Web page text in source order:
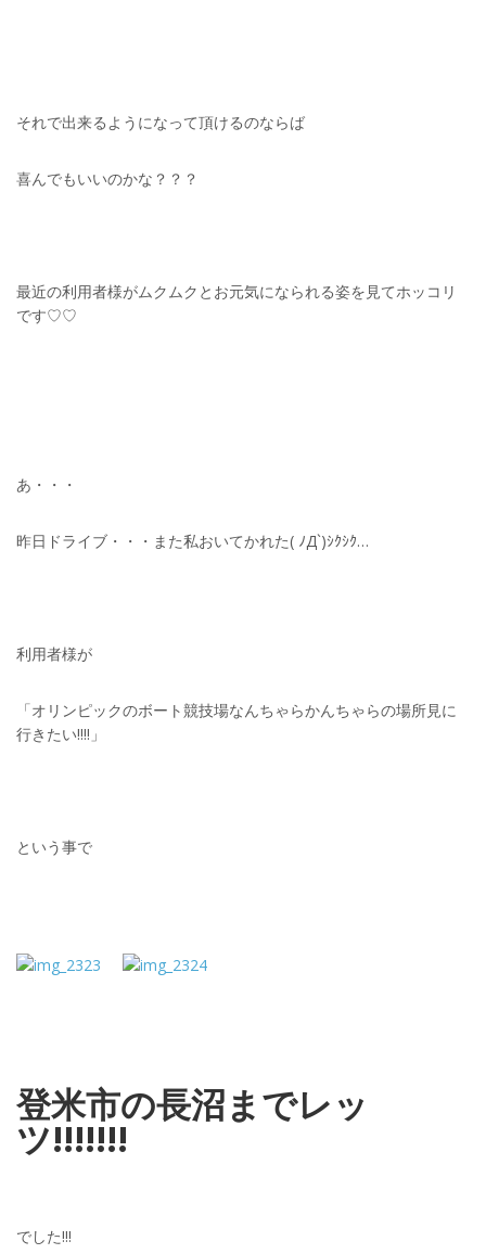
それで出来るようになって頂けるのならば
喜んでもいいのかな？？？
最近の利用者様がムクムクとお元気になられる姿を見てホッコリ
です♡♡
あ・・・
昨日ドライブ・・・また私おいてかれた( ﾉД`)ｼｸｼｸ…
利用者様が
「オリンピックのボート競技場なんちゃらかんちゃらの場所見に
行きたい!!!!」
という事で
登米市の長沼までレッ
ツ!!!!!!!
でした!!!